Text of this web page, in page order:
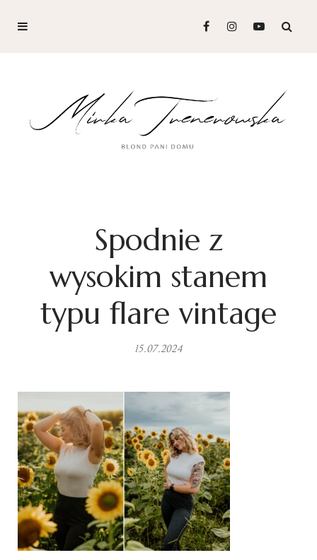
Spodnie z
wysokim stanem
typu flare vintage
15.07.2024